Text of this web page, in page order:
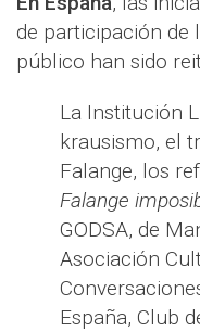
de participación de
público han sido
La Institución
krausismo, el
Falange, los
Falange
GODSA, de
Asociación
España, Club